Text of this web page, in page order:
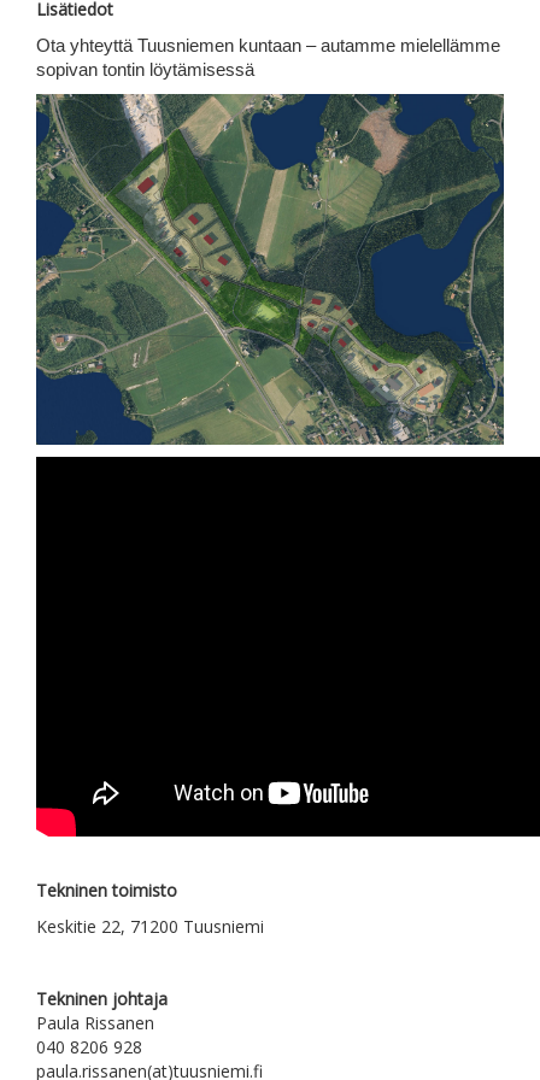
Lisätiedot
Ota yhteyttä Tuusniemen kuntaan – autamme mielellämme
sopivan tontin löytämisessä
Tekninen toimisto
Keskitie 22, 71200 Tuusniemi
Tekninen johtaja
Paula Rissanen
040 8206 928
paula.rissanen(at)tuusniemi.fi